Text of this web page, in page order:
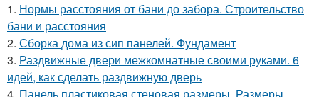
1. Нормы расстояния от бани до забора. Строительство
бани и расстояния
2. Сборка дома из сип панелей. Фундамент
3. Раздвижные двери межкомнатные своими руками. 6
идей, как сделать раздвижную дверь